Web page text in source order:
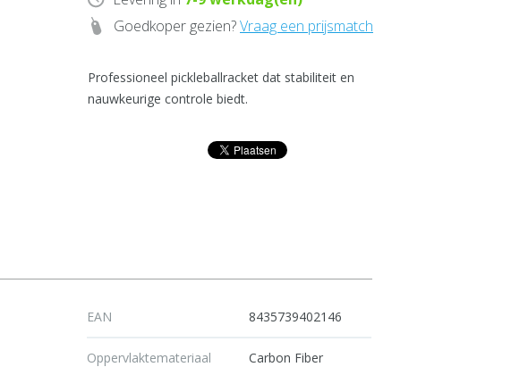
Goedkoper gezien?Vraag een prijsmatch
Professioneel pickleballracket dat stabiliteit en
nauwkeurige controle biedt.
EAN 8435739402146
Oppervlaktemateriaal Carbon Fiber